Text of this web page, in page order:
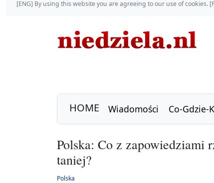
[ENG] By using this website you are agreeing to our use of cookies.
HOME Wiadomości Co-Gdzie-
Polska: Co z zapowiedziami
taniej?
Polska